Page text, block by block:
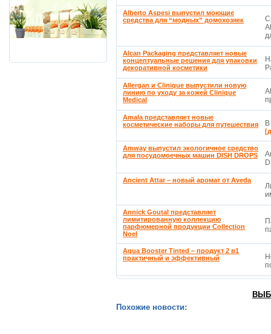
Alberto Aspesi выпустил моющие
средства для “модных” домохозяек
Alcan Packaging представляет новые
концептуальные решения для упаковки
декоративной косметики
Allergan и Clinique выпустили новую
линию по уходу за кожей Clinique
Medical
Amala представляет новые
косметические наборы для путешествия
Amway выпустил экологичное средство
для посудомоечных машин DISH DROPS
Ancient Attar – новый аромат от Aveda
Annick Goutal представляет
лимитированную коллекцию
парфюмерной продукции Collection
Noel
Aqua Booster Tinted – продукт 2 в1
практичный и эффективный
Похожие новости: